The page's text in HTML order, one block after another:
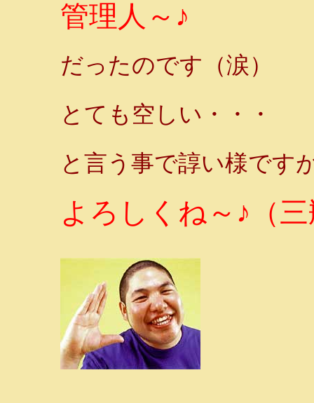
管理人～♪
だったのです（涙）
とても空しい・・・
と言う事で諄い様です
よろしくね～♪（